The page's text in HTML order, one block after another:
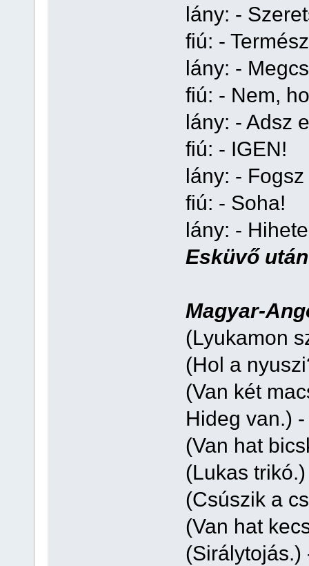
lány: -
fiú: -
lány: -
fiú: - Nem,
lány: - Adsz
fiú: - IGEN!
lány: -
fiú: - Soha!
lány: -
Esküvő
Magyar-
(Lyukamon
(Hol a
(Van két
Hideg van.)
(Van hat
(Lukas
(Csúszik a
(Van hat
(Sirálytojás.)